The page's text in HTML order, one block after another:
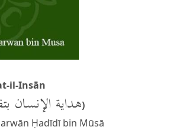
il-Insān
هداية الإنسان)
Ḥadīdī bin Mūsā